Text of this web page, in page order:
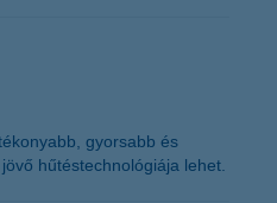
gyorsabb és
hűtéstechnológiája lehet.